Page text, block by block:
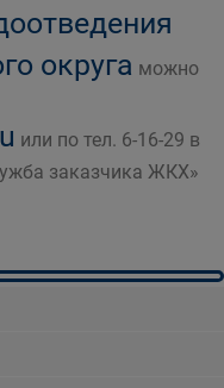
округа можно
или по тел. 6-16-29 в
заказчика ЖКХ»